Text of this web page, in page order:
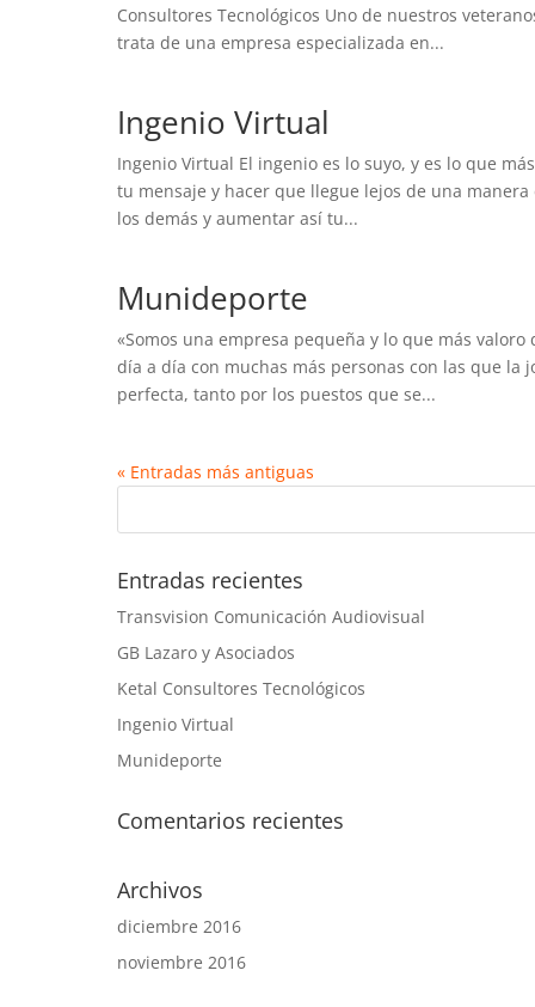
Consultores Tecnológicos Uno de nuestros
trata de una empresa especializada en...
Ingenio Virtual
Ingenio Virtual El ingenio es lo suyo, y es lo que
tu mensaje y hacer que llegue lejos de una
los demás y aumentar así tu...
Munideporte
«Somos una empresa pequeña y lo que más
día a día con muchas más personas con las que la
perfecta, tanto por los puestos que se...
« Entradas más antiguas
Entradas recientes
Transvision Comunicación Audiovisual
GB Lazaro y Asociados
Ketal Consultores Tecnológicos
Ingenio Virtual
Munideporte
Comentarios recientes
Archivos
diciembre 2016
noviembre 2016